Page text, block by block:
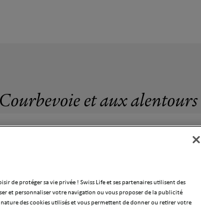
Courbevoie et aux alentours
Life à Courbevoie
de protéger sa vie privée ! Swiss Life et ses partenaires utilisent des
et personnaliser votre navigation ou vous proposer de la publicité
des cookies utilisés et vous permettent de donner ou retirer votre